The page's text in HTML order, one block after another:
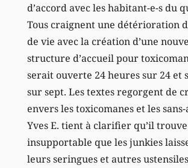
d’accord avec les habitant-e-s du
Tous craignent une détérioration
de vie avec la création d’une
structure d’accueil pour
serait ouverte 24 heures sur 24 et
sur sept. Les textes regorgent de
envers les toxicomanes et les
Yves E. tient à clarifier qu’il trouve
insupportable que les junkies
leurs seringues et autres